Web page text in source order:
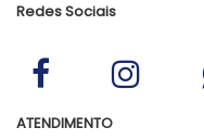
Redes Sociais
ATENDIMENTO